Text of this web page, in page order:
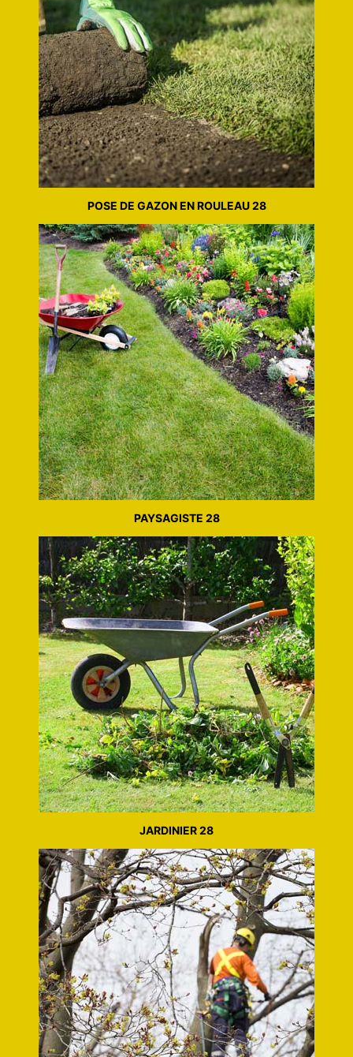
POSE DE GAZON EN ROULEAU 28
PAYSAGISTE 28
JARDINIER 28